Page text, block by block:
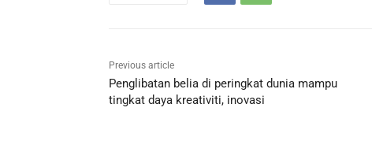
Previous article
Penglibatan belia di peringkat dunia mampu
tingkat daya kreativiti, inovasi